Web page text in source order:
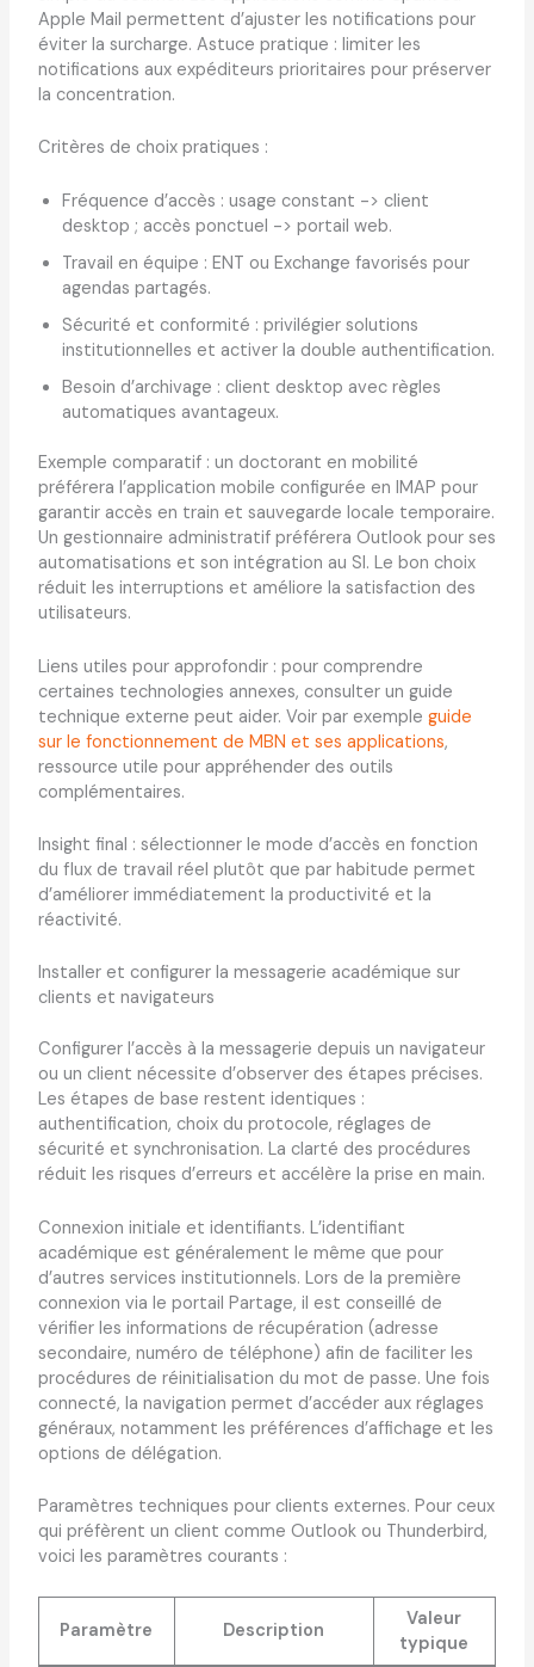
Apple Mail permettent d’ajuster les notifications pour
éviter la surcharge. Astuce pratique : limiter les
notifications aux expéditeurs prioritaires pour préserver
la concentration.
Critères de choix pratiques :
Fréquence d’accès : usage constant -> client
desktop ; accès ponctuel -> portail web.
Travail en équipe : ENT ou Exchange favorisés pour
agendas partagés.
Sécurité et conformité : privilégier solutions
institutionnelles et activer la double authentification.
Besoin d’archivage : client desktop avec règles
automatiques avantageux.
Exemple comparatif : un doctorant en mobilité
préférera l’application mobile configurée en IMAP pour
garantir accès en train et sauvegarde locale temporaire.
Un gestionnaire administratif préférera Outlook pour ses
automatisations et son intégration au SI. Le bon choix
réduit les interruptions et améliore la satisfaction des
utilisateurs.
Liens utiles pour approfondir : pour comprendre
certaines technologies annexes, consulter un guide
technique externe peut aider. Voir par exemple guide
sur le fonctionnement de MBN et ses applications,
ressource utile pour appréhender des outils
complémentaires.
Insight final : sélectionner le mode d’accès en fonction
du flux de travail réel plutôt que par habitude permet
d’améliorer immédiatement la productivité et la
réactivité.
Installer et configurer la messagerie académique sur
clients et navigateurs
Configurer l’accès à la messagerie depuis un navigateur
ou un client nécessite d’observer des étapes précises.
Les étapes de base restent identiques :
authentification, choix du protocole, réglages de
sécurité et synchronisation. La clarté des procédures
réduit les risques d’erreurs et accélère la prise en main.
Connexion initiale et identifiants. L’identifiant
académique est généralement le même que pour
d’autres services institutionnels. Lors de la première
connexion via le portail Partage, il est conseillé de
vérifier les informations de récupération (adresse
secondaire, numéro de téléphone) afin de faciliter les
procédures de réinitialisation du mot de passe. Une fois
connecté, la navigation permet d’accéder aux réglages
généraux, notamment les préférences d’affichage et les
options de délégation.
Paramètres techniques pour clients externes. Pour ceux
qui préfèrent un client comme Outlook ou Thunderbird,
voici les paramètres courants :
Paramètre Description
Valeur
typique